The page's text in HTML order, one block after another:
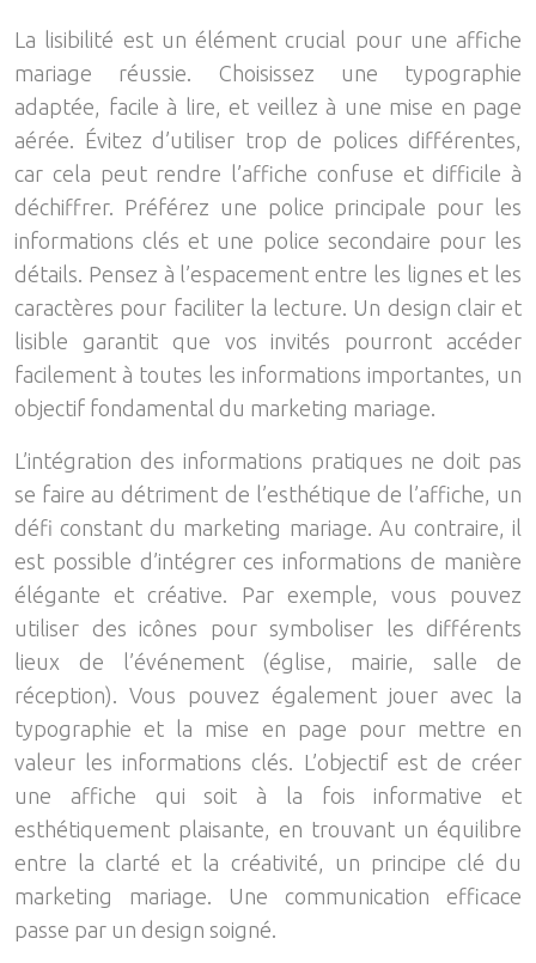
La lisibilité est un élément crucial pour une affiche
mariage réussie. Choisissez une typographie
adaptée, facile à lire, et veillez à une mise en page
aérée. Évitez d’utiliser trop de polices différentes,
car cela peut rendre l’affiche confuse et difficile à
déchiffrer. Préférez une police principale pour les
informations clés et une police secondaire pour les
détails. Pensez à l’espacement entre les lignes et les
caractères pour faciliter la lecture. Un design clair et
lisible garantit que vos invités pourront accéder
facilement à toutes les informations importantes, un
objectif fondamental du marketing mariage.
L’intégration des informations pratiques ne doit pas
se faire au détriment de l’esthétique de l’affiche, un
défi constant du marketing mariage. Au contraire, il
est possible d’intégrer ces informations de manière
élégante et créative. Par exemple, vous pouvez
utiliser des icônes pour symboliser les différents
lieux de l’événement (église, mairie, salle de
réception). Vous pouvez également jouer avec la
typographie et la mise en page pour mettre en
valeur les informations clés. L’objectif est de créer
une affiche qui soit à la fois informative et
esthétiquement plaisante, en trouvant un équilibre
entre la clarté et la créativité, un principe clé du
marketing mariage. Une communication efficace
passe par un design soigné.